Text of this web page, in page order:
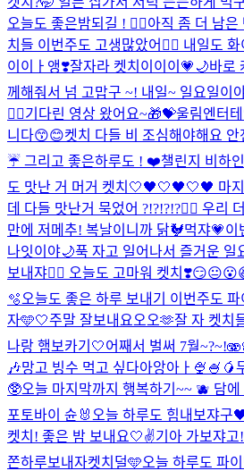
오늘도 좋은밤되길 ! ❤️‍🔥아직 좀 더 남은
치들 이번주도 고생많았어❤️‍🔥 내일도
이이ㅏ앵❣️잘자라 켓치이이이💗🌙바로
께해줘서 넘 고맙구 ~! 내일~ 일요일이
❤️‍🔥기다린 영상 왔어요~🎁💝울림엔터
니다😙😊켓치 다들 비 조심해야해요
☔️ 그리고 좋은하루도 ! ❤️챌린지 비하
도 맛난 거 머거 켓치🤍🖤🤍🖤🤍🖤 마
데 다들 맛난거 묵었어 ?!?!?!?❤️‍🔥 우리
만에 저메추! 복날이니까 닭🐓먹쟈💗이
나잇이야🌙푹 자고 일어나서 즐거운 일
보내쟈❤️‍🔥 오늘도 고마워 켓치❣️
🫧 오늘도 좋은 하루 보내기 이번주도
자🩵🤍주말 잘보내요오오🫶잘 자 켓치
나랑 햄보카기🤍어째서 벌써 7월
🎶망고 빙수 먹고 싶다아앙아ㅏ🍨🍧🥭
🥸오늘 마지막까지 행복하기~~ 🫐 담
포토바이 슌🐰 오늘 하루도 힘내보쟈구
켓치! 좋은 밤 보내요🤍✌️기아 가보쟈고
쫀하루보내자켓치덜🩵오늘 하루도 파